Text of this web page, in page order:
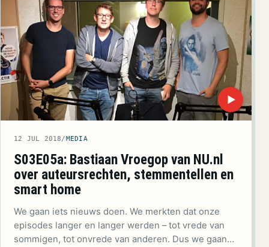
▶
12 JUL 2018/ MEDIA
S03E05a: Bastiaan Vroegop van NU.nl
over auteursrechten, stemmentellen en
smart home
We gaan iets nieuws doen. We merkten dat onze
episodes langer en langer werden – tot vrede van
sommigen, tot onvrede van anderen. Dus we gaan…